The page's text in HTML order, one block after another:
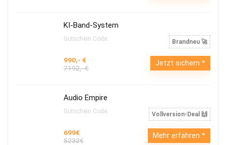
KI-Band-System
Gutschein Code: Brandneu 🚀
990,- €
7192,- €
Jetzt sichern
Audio Empire
Gutschein Code: Vollversion-Deal 🙌
699€
5232€
Mehr erfahren